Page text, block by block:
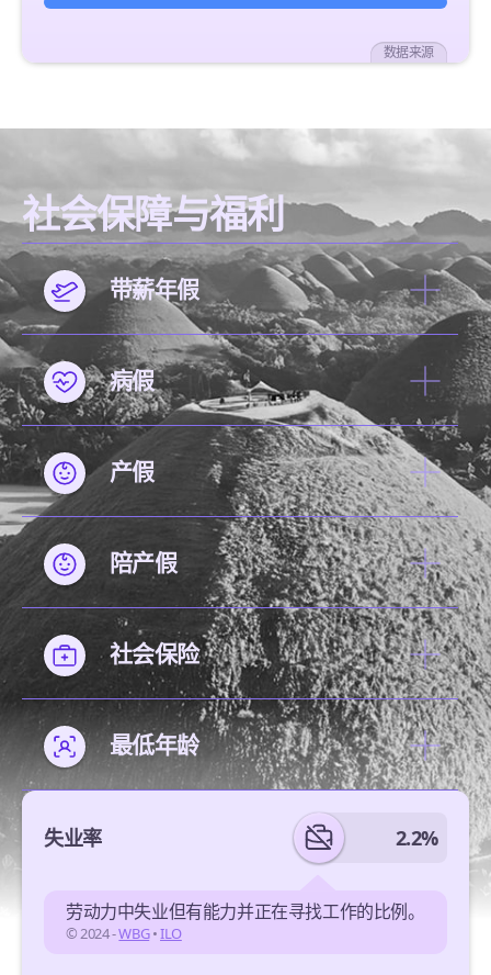
数据来源
社会保障与福利
带薪年假
病假
产假
陪产假
社会保险
最低年龄
失业率 2.2%
劳动力中失业但有能力并正在寻找工作的比例。
© 2024 -WBG•ILO